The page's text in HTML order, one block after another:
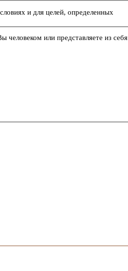
и для целей, определенных
человеком или представляете из себя